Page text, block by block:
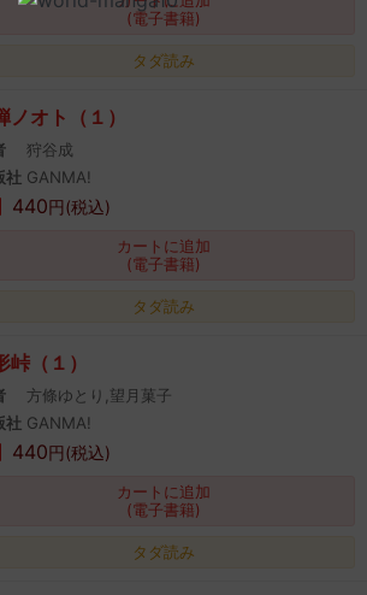
(電子書籍)
タダ読み
ノオト（１）
狩谷成
社 GANMA!
440円(税込)
カートに追加
(電子書籍)
タダ読み
峠（１）
方條ゆとり,望月菓子
社 GANMA!
440円(税込)
カートに追加
(電子書籍)
タダ読み